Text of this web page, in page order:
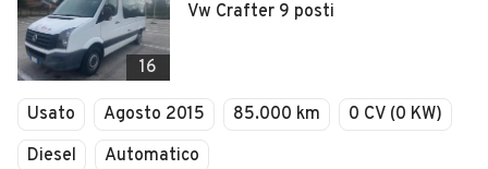
16
Vw Crafter 9 posti
Usato Agosto 2015 85.000 km
0 CV (0 KW)
Diesel
Automatico